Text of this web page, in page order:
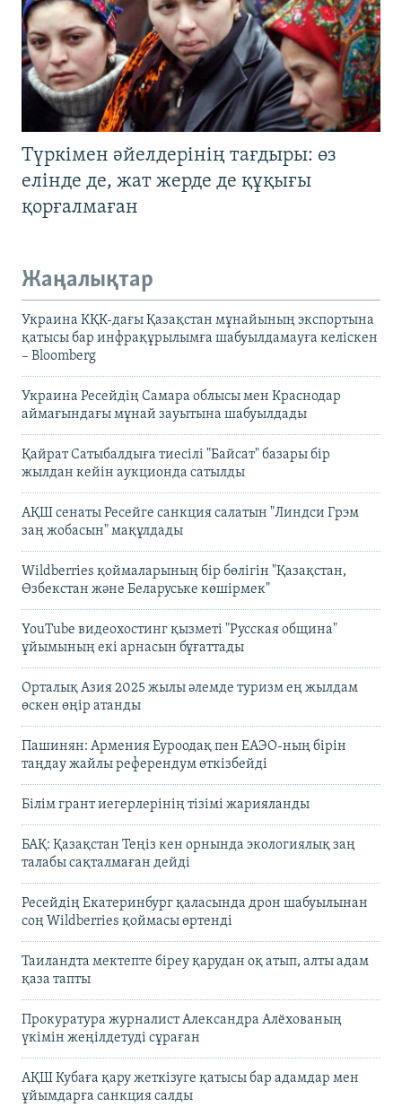
Түркімен әйелдерінің тағдыры: өз
елінде де, жат жерде де құқығы
қорғалмаған
Жаңалықтар
Украина КҚК-дағы Қазақстан мұнайының экспортына
қатысы бар инфрақұрылымға шабуылдамауға келіскен
– Bloomberg
Украина Ресейдің Самара облысы мен Краснодар
аймағындағы мұнай зауытына шабуылдады
Қайрат Сатыбалдыға тиесілі "Байсат" базары бір
жылдан кейін аукционда сатылды
АҚШ сенаты Ресейге санкция салатын "Линдси Грэм
заң жобасын" мақұлдады
Wildberries қоймаларының бір бөлігін "Қазақстан,
Өзбекстан және Беларуське көшірмек"
YouTube видеохостинг қызметі "Русская община"
ұйымының екі арнасын бұғаттады
Орталық Азия 2025 жылы әлемде туризм ең жылдам
өскен өңір атанды
Пашинян: Армения Еуроодақ пен ЕАЭО-ның бірін
таңдау жайлы референдум өткізбейді
Білім грант иегерлерінің тізімі жарияланды
БАҚ: Қазақстан Теңіз кен орнында экологиялық заң
талабы сақталмаған дейді
Ресейдің Екатеринбург қаласында дрон шабуылынан
соң Wildberries қоймасы өртенді
Таиландта мектепте біреу қарудан оқ атып, алты адам
қаза тапты
Прокуратура журналист Александра Алёхованың
үкімін жеңілдетуді сұраған
АҚШ Кубаға қару жеткізуге қатысы бар адамдар мен
ұйымдарға санкция салды